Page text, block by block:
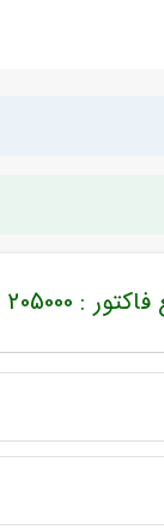
: 205000 تومان